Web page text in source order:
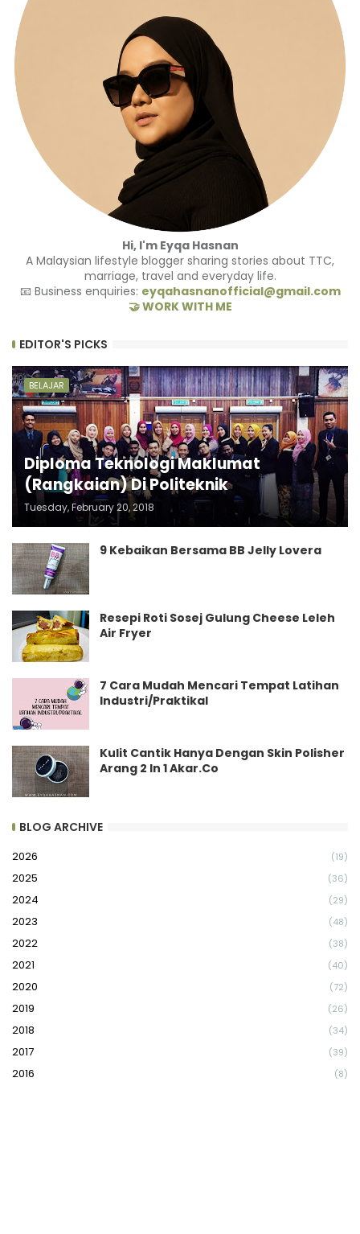
Hi, I'm Eyqa Hasnan
A Malaysian lifestyle blogger sharing stories about TTC,
marriage, travel and everyday life.
📧 Business enquiries: eyqahasnanofficial@gmail.com
🤝 WORK WITH ME
EDITOR'S PICKS
BELAJAR
Diploma Teknologi Maklumat
(Rangkaian) Di Politeknik
Tuesday, February 20, 2018
9 Kebaikan Bersama BB Jelly Lovera
Resepi Roti Sosej Gulung Cheese Leleh
Air Fryer
7 Cara Mudah Mencari Tempat Latihan
Industri/Praktikal
Kulit Cantik Hanya Dengan Skin Polisher
Arang 2 In 1 Akar.Co
BLOG ARCHIVE
2026 (19)
2025 (36)
2024 (29)
2023 (48)
2022 (38)
2021 (40)
2020 (72)
2019 (26)
2018 (34)
2017 (39)
2016 (8)